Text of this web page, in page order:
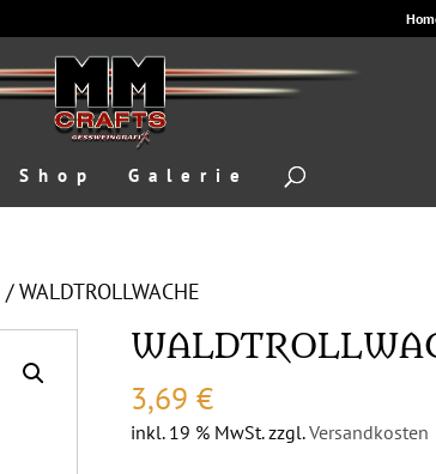
Shop Galerie
/ WALDTROLLWACHE
3,69 €
inkl. 19 % MwSt. zzgl.Versandkosten